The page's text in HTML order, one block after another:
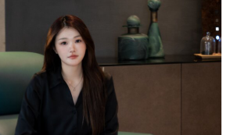
填縫，才能砌足空間的獨特性。
了解更多...